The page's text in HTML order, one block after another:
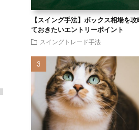
【スイング手法】ボックス相場を
ておきたいエントリーポイント
スイングトレード手法